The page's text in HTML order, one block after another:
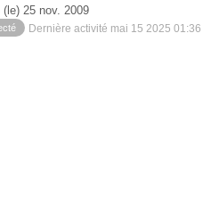
(le) 25 nov. 2009
Dernière activité mai 15 2025 01:36